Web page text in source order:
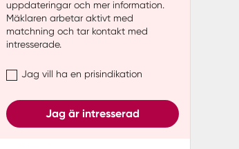
uppdateringar och mer information.
Mäklaren arbetar aktivt med
matchning och tar kontakt med
intresserade.
Jag vill ha en prisindikation
Jag är intresserad